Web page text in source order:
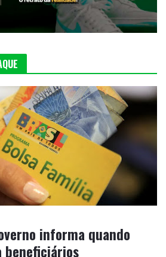
informa quando
beneficiários